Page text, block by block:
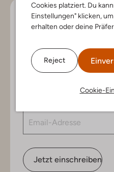
Cookies platziert. Du
Einstellungen" klicken,
erhalten oder deine
Reject
Cookie-
Lass uns in
exklusiven Angeboten, nur
Newsletter und gewinne
Wert von €150.
Jetzt einschreiben